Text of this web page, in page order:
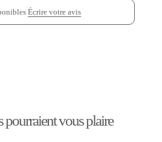
Écrire votre avis
pourraient vous plaire